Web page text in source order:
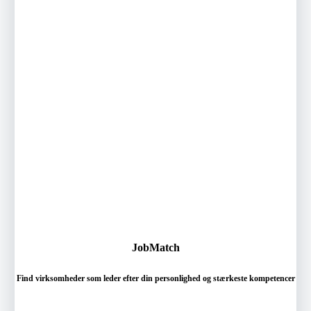
JobMatch
Find virksomheder som leder efter din personlighed og stærkeste kompetencer